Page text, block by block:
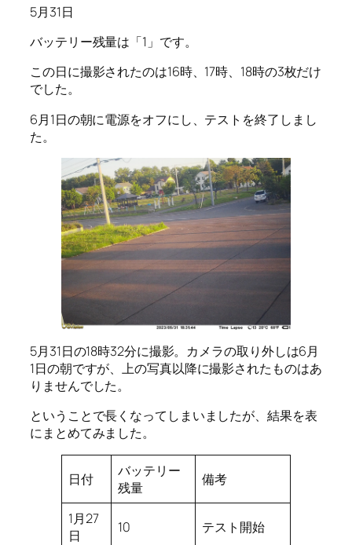
5月31日
バッテリー残量は「1」です。
この日に撮影されたのは16時、17時、18時の3枚だけ
でした。
6月1日の朝に電源をオフにし、テストを終了しまし
た。
5月31日の18時32分に撮影。カメラの取り外しは6月
1日の朝ですが、上の写真以降に撮影されたものはあ
りませんでした。
ということで長くなってしまいましたが、結果を表
にまとめてみました。
日付
バッテリー
残量
備考
1月27
日
10 テスト開始